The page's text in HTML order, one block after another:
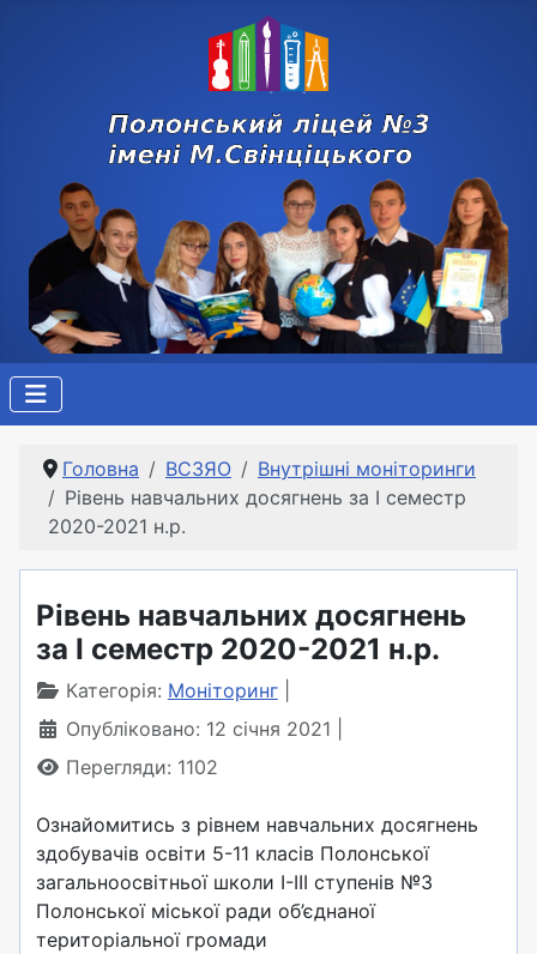
Головна ВСЗЯО
Внутрішні моніторинги
Рівень навчальних досягнень за I семестр
2020-2021 н.р.
Рівень навчальних досягнень
за I семестр 2020-2021 н.р.
Категорія: Моніторинг
Опубліковано: 12 січня 2021
Перегляди: 1102
Ознайомитись з рівнем навчальних досягнень
здобувачів освіти 5-11 класів Полонської
загальноосвітньої школи I-III ступенів №3
Полонської міської ради об’єднаної
територіальної громади